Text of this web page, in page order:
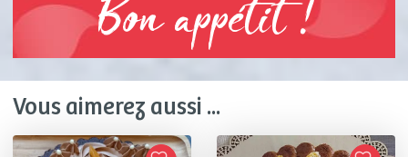
Bon appétit !
Vous aimerez aussi ...